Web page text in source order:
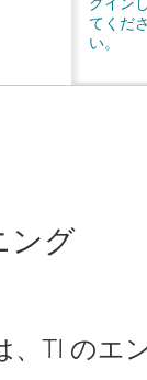
ング
、TI のエ